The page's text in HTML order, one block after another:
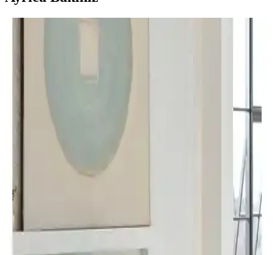
30°C makinede yıkanabilir; sade tasarım ve pratik bakım günlük
Madame Coco Faust Yorgan ile Yataş Macaron Çift
Kişilik Yorgan ve Yastık Karşılaştırması
Bu makale, Madame Coco Faust Jakarlı Biyeli Çift Kişilik Yorgan
ile Yataş Macaron Çift Kişilik Yorgan ve Yastık Setini, dolgu, ısı
performansı, kumaş dokuması, ağırlık/ölçü, mevsim kullanımı ve
temizleme talimatları açısından karşılaştırır; kullanıcı yorumlarıyla
destekler.
Karaca Home Tek Kişilik Yorgan: Hafif ve Sıcak